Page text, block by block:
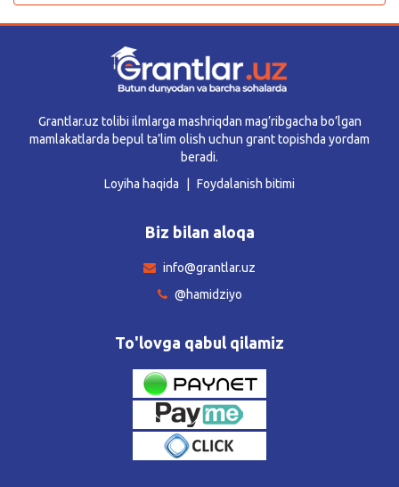
Grantlar.uz tolibi ilmlarga mashriqdan mag’ribgacha bo’lgan
mamlakatlarda bepul ta’lim olish uchun grant topishda yordam
beradi.
Loyiha haqida
Foydalanish bitimi
Biz bilan aloqa
info@grantlar.uz
@hamidziyo
To'lovga qabul qilamiz